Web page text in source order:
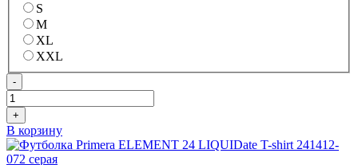
S
M
XL
XXL
-
+
В корзину